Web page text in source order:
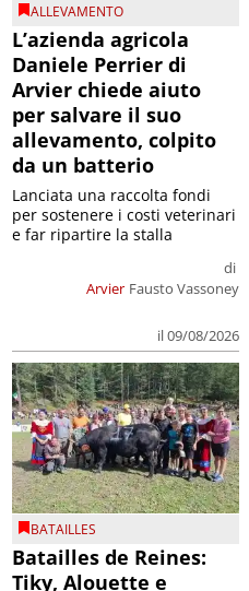
ALLEVAMENTO
L’azienda agricola
Daniele Perrier di
Arvier chiede aiuto
per salvare il suo
allevamento, colpito
da un batterio
Arvier
di
Fausto Vassoney
il 09/08/2026
Lanciata una raccolta fondi
per sostenere i costi veterinari
e far ripartire la stalla
BATAILLES
Batailles de Reines:
Tiky, Alouette e